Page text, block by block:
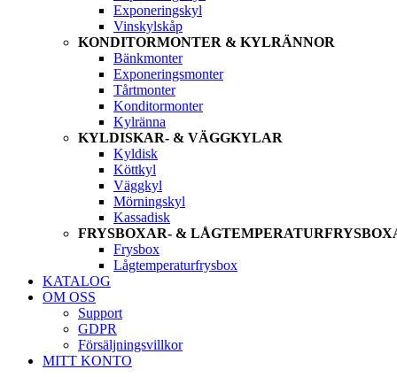
Exponeringskyl
Vinskylskåp
KONDITORMONTER & KYLRÄNNOR
Bänkmonter
Exponeringsmonter
Tårtmonter
Konditormonter
Kylränna
KYLDISKAR- & VÄGGKYLAR
Kyldisk
Köttkyl
Väggkyl
Mörningskyl
Kassadisk
FRYSBOXAR- &
Frysbox
Lågtemperaturfrysbox
KATALOG
OM OSS
Support
GDPR
Försäljningsvillkor
MITT KONTO